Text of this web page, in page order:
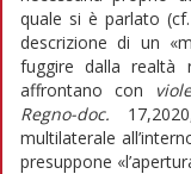
quale si è parlato
descrizione di un
fuggire dalla realtà
affrontano con
Regno-doc.
multilaterale
presuppone